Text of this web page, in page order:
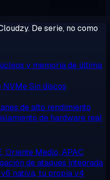
De serie, no como
y memoria de última
NVMeSin discos
de alto rendimiento
de hardware real
Oriente Medio, APAC
de ataques integrada
v6 nativa, tu propia v4